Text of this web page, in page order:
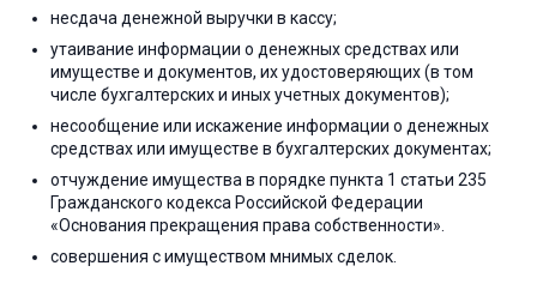
несдача денежной выручки в кассу;
утаивание информации о денежных средствах или
имуществе и документов, их удостоверяющих (в том
числе бухгалтерских и иных учетных документов);
несообщение или искажение информации о денежных
средствах или имуществе в бухгалтерских документах;
отчуждение имущества в порядке пункта 1 статьи 235
Гражданского кодекса Российской Федерации
«Основания прекращения права собственности».
совершения с имуществом мнимых сделок.